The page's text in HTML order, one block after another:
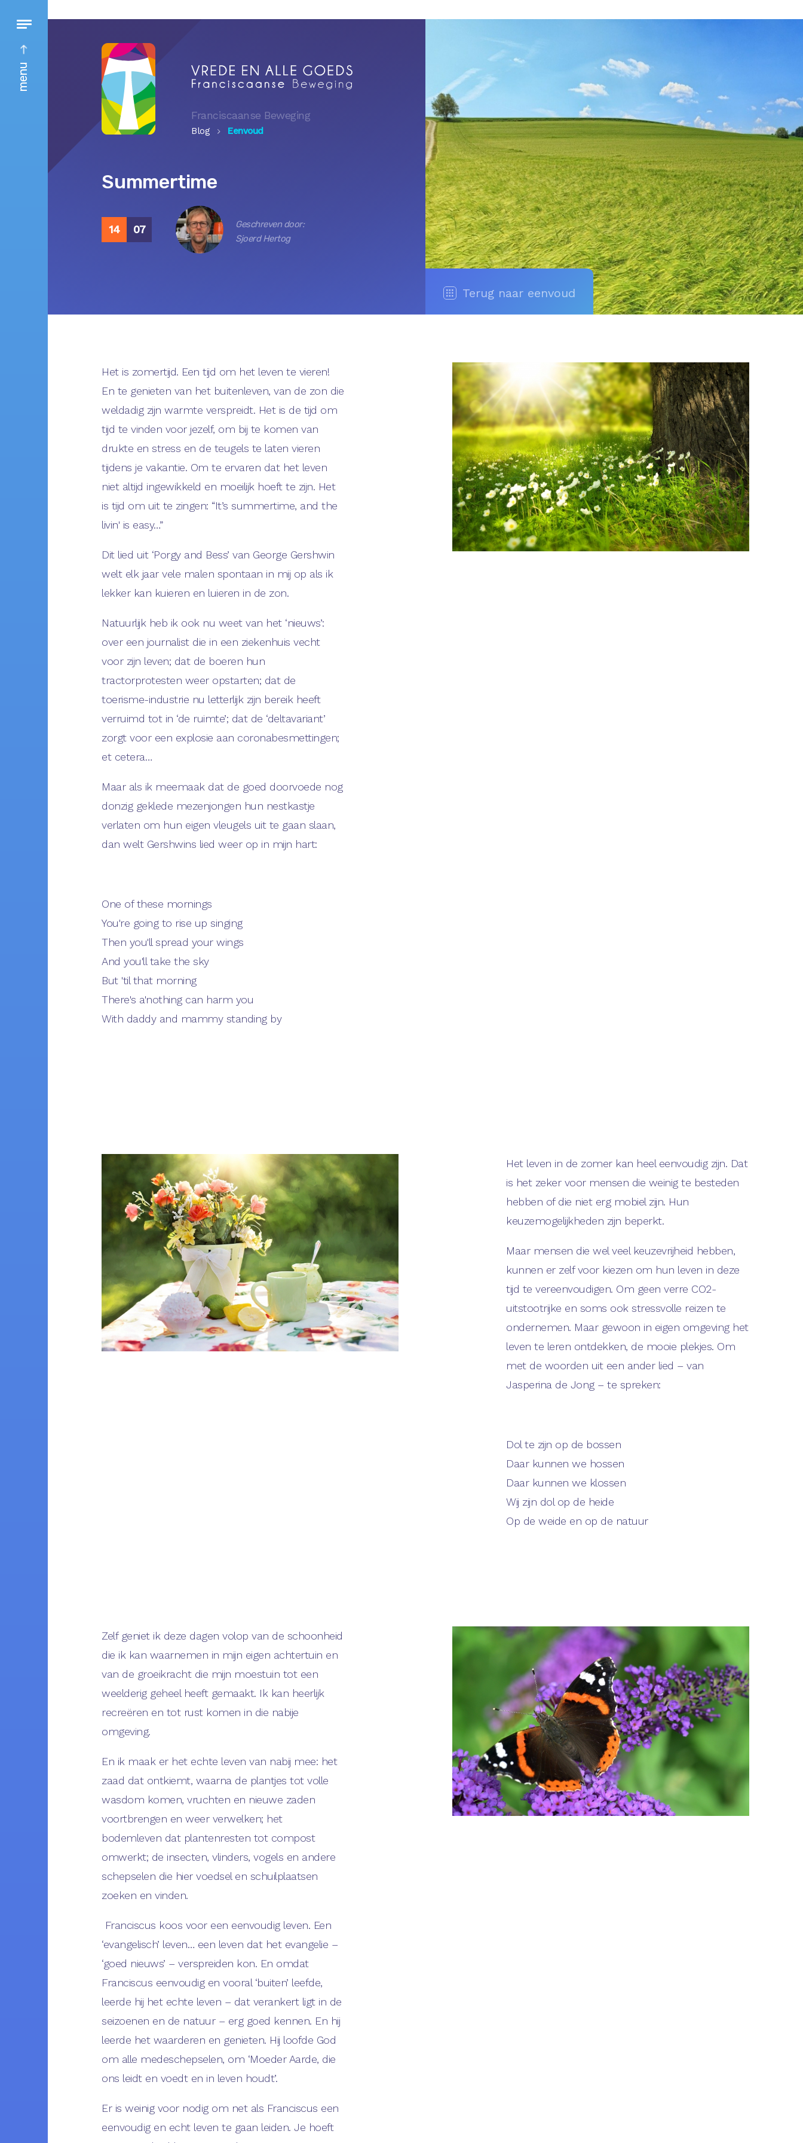
menu
Franciscaanse Beweging
Blog Eenvoud
Summertime
14 07
Geschreven door:
Sjoerd Hertog
Terug naar eenvoud
Het is zomertijd. Een tijd om het leven te vieren!
En te genieten van het buitenleven, van de zon die
weldadig zijn warmte verspreidt. Het is de tijd om
tijd te vinden voor jezelf, om bij te komen van
drukte en stress en de teugels te laten vieren
tijdens je vakantie. Om te ervaren dat het leven
niet altijd ingewikkeld en moeilijk hoeft te zijn. Het
is tijd om uit te zingen: “It’s summertime, and the
livin' is easy…”
Dit lied uit ‘Porgy and Bess’ van George Gershwin
welt elk jaar vele malen spontaan in mij op als ik
lekker kan kuieren en luieren in de zon.
Natuurlijk heb ik ook nu weet van het ‘nieuws’:
over een journalist die in een ziekenhuis vecht
voor zijn leven; dat de boeren hun
tractorprotesten weer opstarten; dat de
toerisme-industrie nu letterlijk zijn bereik heeft
verruimd tot in ‘de ruimte’; dat de ‘deltavariant’
zorgt voor een explosie aan coronabesmettingen;
et cetera…
Maar als ik meemaak dat de goed doorvoede nog
donzig geklede mezenjongen hun nestkastje
verlaten om hun eigen vleugels uit te gaan slaan,
dan welt Gershwins lied weer op in mijn hart:
One of these mornings
You're going to rise up singing
Then you'll spread your wings
And you'll take the sky
But 'til that morning
There's a'nothing can harm you
With daddy and mammy standing by
Het leven in de zomer kan heel eenvoudig zijn. Dat
is het zeker voor mensen die weinig te besteden
hebben of die niet erg mobiel zijn. Hun
keuzemogelijkheden zijn beperkt.
Maar mensen die wel veel keuzevrijheid hebben,
kunnen er zelf voor kiezen om hun leven in deze
tijd te vereenvoudigen. Om geen verre CO2-
uitstootrijke en soms ook stressvolle reizen te
ondernemen. Maar gewoon in eigen omgeving het
leven te leren ontdekken, de mooie plekjes. Om
met de woorden uit een ander lied – van
Jasperina de Jong – te spreken:
Dol te zijn op de bossen
Daar kunnen we hossen
Daar kunnen we klossen
Wij zijn dol op de heide
Op de weide en op de natuur
Zelf geniet ik deze dagen volop van de schoonheid
die ik kan waarnemen in mijn eigen achtertuin en
van de groeikracht die mijn moestuin tot een
weelderig geheel heeft gemaakt. Ik kan heerlijk
recreëren en tot rust komen in die nabije
omgeving.
En ik maak er het echte leven van nabij mee: het
zaad dat ontkiemt, waarna de plantjes tot volle
wasdom komen, vruchten en nieuwe zaden
voortbrengen en weer verwelken; het
bodemleven dat plantenresten tot compost
omwerkt; de insecten, vlinders, vogels en andere
schepselen die hier voedsel en schuilplaatsen
zoeken en vinden.
Franciscus koos voor een eenvoudig leven. Een
‘evangelisch’ leven… een leven dat het evangelie –
‘goed nieuws’ – verspreiden kon. En omdat
Franciscus eenvoudig en vooral ‘buiten’ leefde,
leerde hij het echte leven – dat verankert ligt in de
seizoenen en de natuur – erg goed kennen. En hij
leerde het waarderen en genieten. Hij loofde God
om alle medeschepselen, om ‘Moeder Aarde, die
ons leidt en voedt en in leven houdt’.
Er is weinig voor nodig om net als Franciscus een
eenvoudig en echt leven te gaan leiden. Je hoeft